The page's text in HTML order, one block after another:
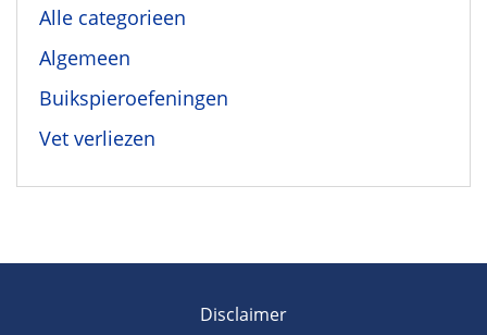
Alle categorieen
Algemeen
Buikspieroefeningen
Vet verliezen
Disclaimer